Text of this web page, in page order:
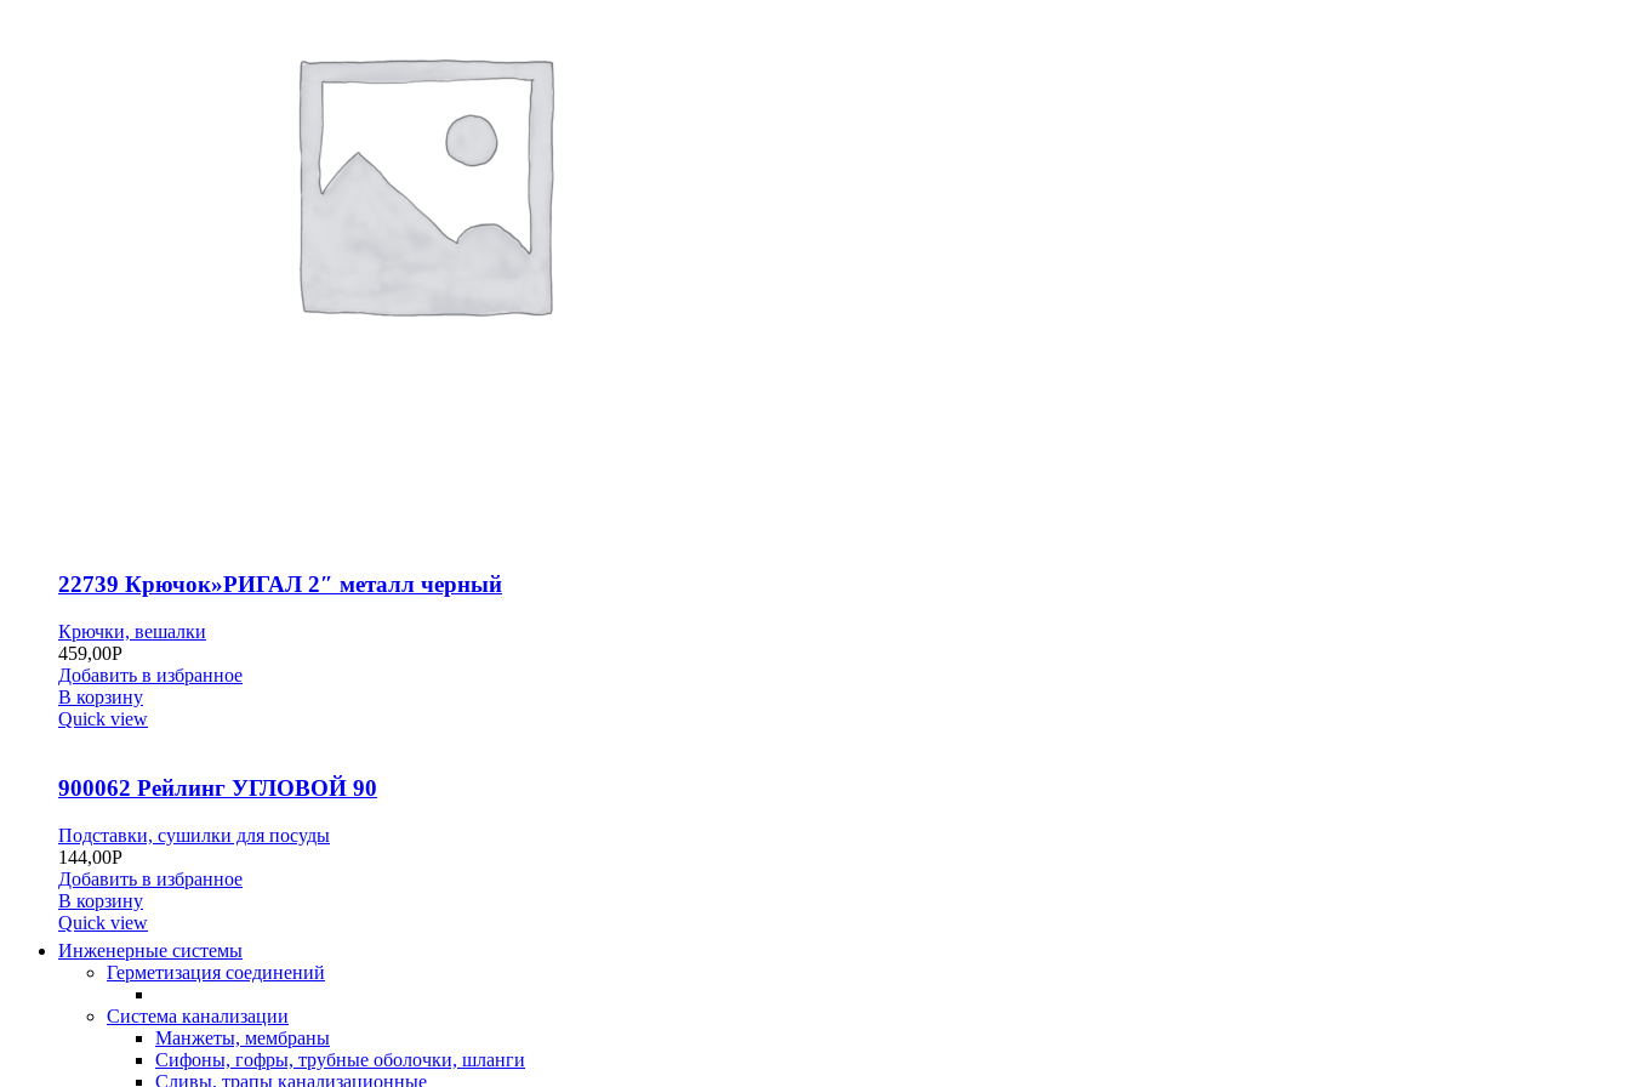
22739 Крючок»РИГАЛ 2″ металл черный
Крючки, вешалки
459,00Р
Добавить в избранное
В корзину
Quick view
900062 Рейлинг УГЛОВОЙ 90
Подставки, сушилки для посуды
144,00Р
Добавить в избранное
В корзину
Quick view
Инженерные системы
Герметизация соединений
Система канализации
Манжеты, мембраны
Сифоны, гофры, трубные оболочки, шланги
Сливы, трапы канализационные